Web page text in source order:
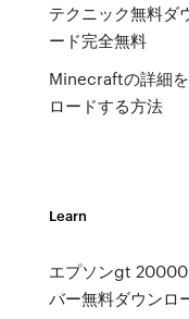
テクニック無料ダ
ード完全無料
Minecraftの詳細
ロードする方法
Learn
エプソンgt 20000
バー無料ダウンロ